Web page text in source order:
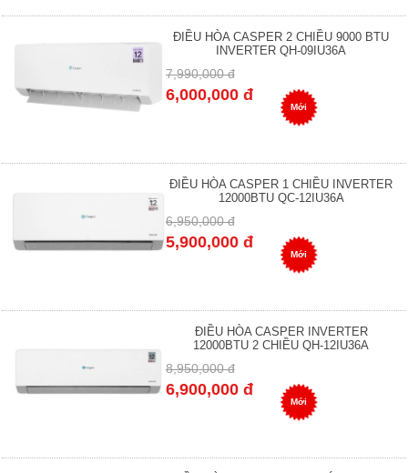
ĐIỀU HÒA CASPER 2 CHIỀU 9000 BTU
INVERTER QH-09IU36A
7,990,000 đ
6,000,000 đ
Mới
ĐIỀU HÒA CASPER 1 CHIỀU INVERTER
12000BTU QC-12IU36A
6,950,000 đ
5,900,000 đ
Mới
ĐIỀU HÒA CASPER INVERTER
12000BTU 2 CHIỀU QH-12IU36A
8,950,000 đ
6,900,000 đ
Mới